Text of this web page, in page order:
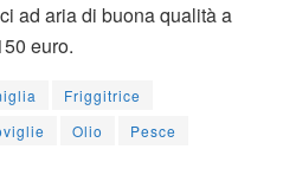
ad aria di buona qualità a
euro.
Friggitrice
Olio
Pesce